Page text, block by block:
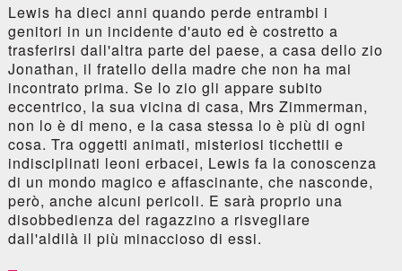
Lewis ha dieci anni quando perde entrambi i
genitori in un incidente d'auto ed è costretto a
trasferirsi dall'altra parte del paese, a casa dello zio
Jonathan, il fratello della madre che non ha mai
incontrato prima. Se lo zio gli appare subito
eccentrico, la sua vicina di casa, Mrs Zimmerman,
non lo è di meno, e la casa stessa lo è più di ogni
cosa. Tra oggetti animati, misteriosi ticchettii e
indisciplinati leoni erbacei, Lewis fa la conoscenza
di un mondo magico e affascinante, che nasconde,
però, anche alcuni pericoli. E sarà proprio una
disobbedienza del ragazzino a risvegliare
dall'aldilà il più minaccioso di essi.